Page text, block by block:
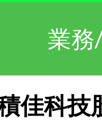
業務
佳科技